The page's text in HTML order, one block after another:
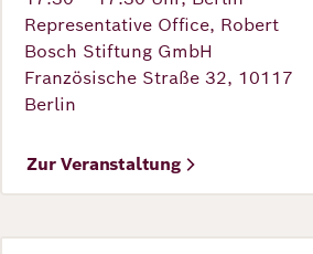
Representative Office, Robert
Bosch Stiftung GmbH
Französische Straße 32, 10117
Berlin
Zur Veranstaltung